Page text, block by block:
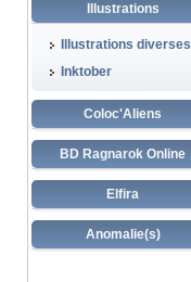
Illustrations
Illustrations diverses
Inktober
Coloc'Aliens
BD Ragnarok Online
Elfira
Anomalie(s)